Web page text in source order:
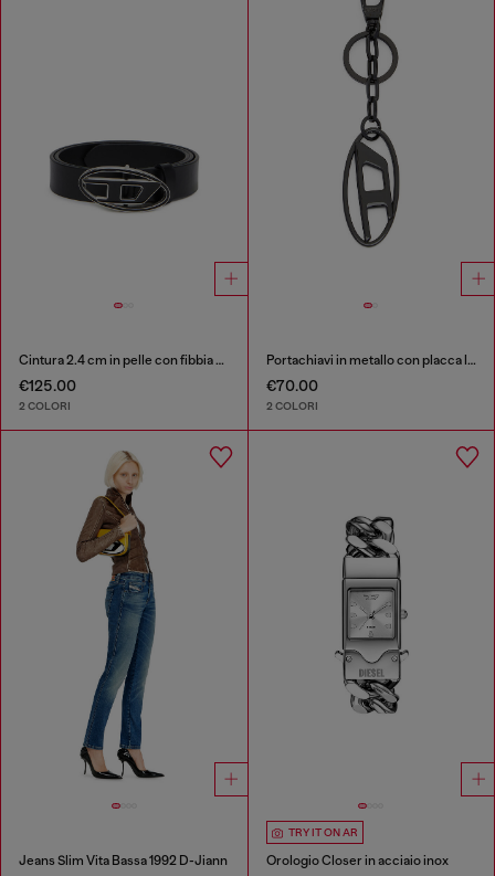
Cintura 2.4 cm in pelle con fibbia Oval D smaltata
€125.00
2 COLORI
Portachiavi in metallo con placca logo
€70.00
2 COLORI
Jeans Slim Vita Bassa 1992 D-Jiann
TRY IT ON AR
Orologio Closer in acciaio inox